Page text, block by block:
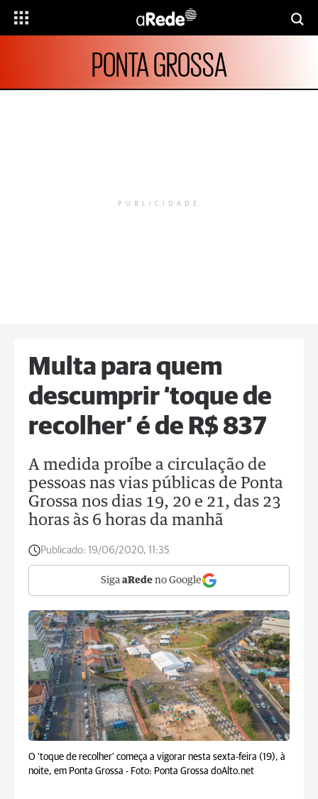
PONTA GROSSA
PUBLICIDADE
Multa para quem
descumprir ‘toque de
recolher’ é de R$ 837
A medida proíbe a circulação de
pessoas nas vias públicas de Ponta
Grossa nos dias 19, 20 e 21, das 23
horas às 6 horas da manhã
Publicado: 19/06/2020, 11:35
Siga aRede no Google
O ‘toque de recolher’ começa a vigorar nesta sexta-feira (19), à
noite, em Ponta Grossa - Foto: Ponta Grossa doAlto.net